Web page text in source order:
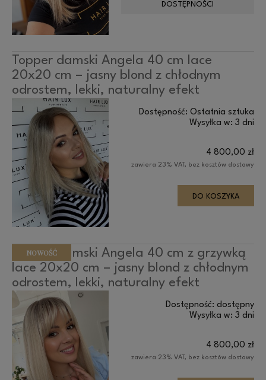
DOSTĘPNOŚCI
Topper damski Angela 40 cm lace
20x20 cm – jasny blond z chłodnym
odrostem, lekki, naturalny efekt
Dostępność: Ostatnia sztuka
Wysyłka w: 3 dni
4 800,00 zł
zawiera 23% VAT, bez kosztów dostawy
DO KOSZYKA
Topper damski Angela 40 cm z grzywką
lace 20x20 cm – jasny blond z chłodnym
odrostem, lekki, naturalny efekt
Dostępność: dostępny
Wysyłka w: 3 dni
4 800,00 zł
zawiera 23% VAT, bez kosztów dostawy
NOWOŚĆ